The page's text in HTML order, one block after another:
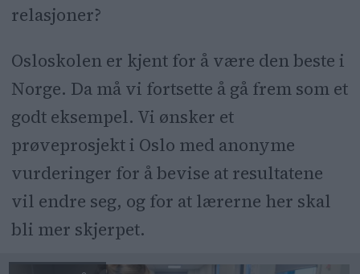
relasjoner?
Osloskolen er kjent for å være den beste i
Norge. Da må vi fortsette å gå frem som et
godt eksempel. Vi ønsker et
prøveprosjekt i Oslo med anonyme
vurderinger for å bevise at resultatene
vil endre seg, og for at lærerne her skal
bli mer skjerpet.